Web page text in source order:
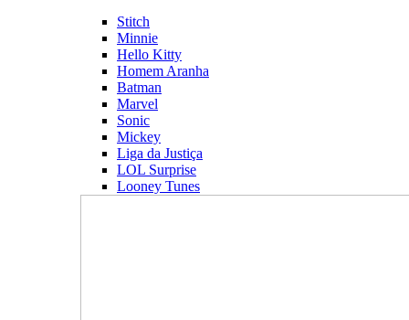
Stitch
Minnie
Hello Kitty
Homem Aranha
Batman
Marvel
Sonic
Mickey
Liga da Justiça
LOL Surprise
Looney Tunes